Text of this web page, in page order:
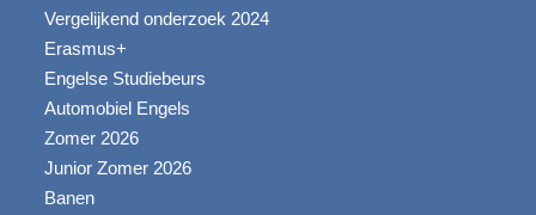
Vergelijkend onderzoek 2024
Erasmus+
Engelse Studiebeurs
Automobiel Engels
Zomer 2026
Junior Zomer 2026
Banen